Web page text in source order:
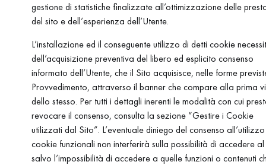
gestione di statistiche finalizzate all’ottimizzazione delle
del sito e dell’esperienza dell’Utente.
L’installazione ed il conseguente utilizzo di detti cookie
dell’acquisizione preventiva del libero ed esplicito consenso
informato dell’Utente, che il Sito acquisisce, nelle forme
Provvedimento, attraverso il banner che compare alla prima
dello stesso. Per tutti i dettagli inerenti le modalità con cui
revocare il consenso, consulta la sezione “Gestire i Cookie
utilizzati dal Sito”. L’eventuale diniego del consenso
cookie funzionali non interferirà sulla possibilità di accedere
salvo l’impossibilità di accedere a quelle funzioni o contenuti